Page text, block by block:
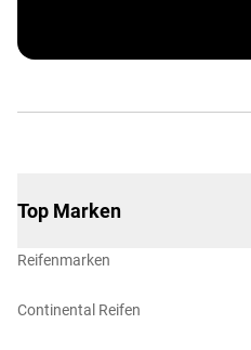
Top Marken
Reifenmarken
Continental Reifen